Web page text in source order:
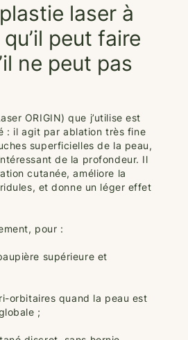
laser à
peut faire
ne peut pas
ORIGIN) que j’utilise est
: il agit par ablation très fine
superficielles de la peau,
de la profondeur. Il
cutanée, améliore la
et donne un léger effet
pour :
supérieure et
orbitaires quand la peau est
;